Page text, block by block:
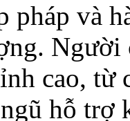
pháp và
cao, từ
hỗ trợ